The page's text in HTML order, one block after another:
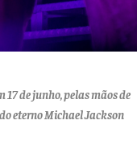
17 de junho, pelas mãos de
eterno Michael Jackson